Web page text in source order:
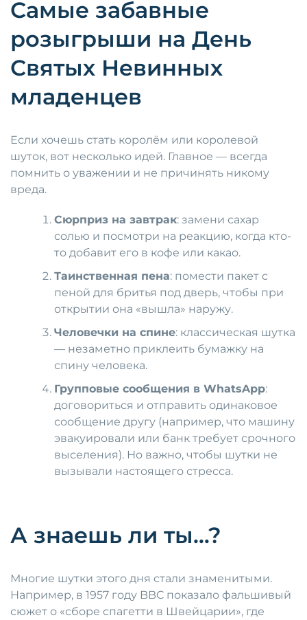
Самые забавные
розыгрыши на День
Святых Невинных
младенцев
Если хочешь стать королём или королевой
шуток, вот несколько идей. Главное — всегда
помнить о уважении и не причинять никому
вреда.
Сюрприз на завтрак: замени сахар
солью и посмотри на реакцию, когда кто-
то добавит его в кофе или какао.
Таинственная пена: помести пакет с
пеной для бритья под дверь, чтобы при
открытии она «вышла» наружу.
Человечки на спине: классическая шутка
— незаметно приклеить бумажку на
спину человека.
Групповые сообщения в WhatsApp:
договориться и отправить одинаковое
сообщение другу (например, что машину
эвакуировали или банк требует срочного
выселения). Но важно, чтобы шутки не
вызывали настоящего стресса.
А знаешь ли ты…?
Многие шутки этого дня стали знаменитыми.
Например, в 1957 году BBC показало фальшивый
сюжет о «сборе спагетти в Швейцарии», где